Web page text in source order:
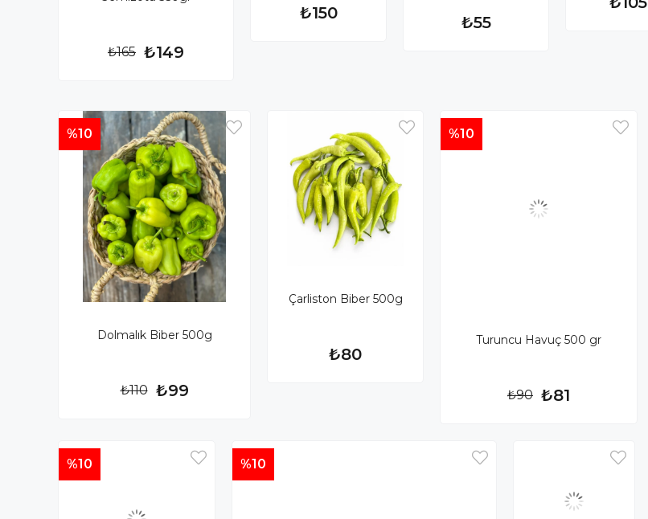
₺149
₺165
₺150 ₺55
Dolmalık Biber 500g
₺99
₺110
%10
Çarliston Biber 500g
₺80
Turuncu Havuç 500 gr
₺81
₺90
%10
%10 %10